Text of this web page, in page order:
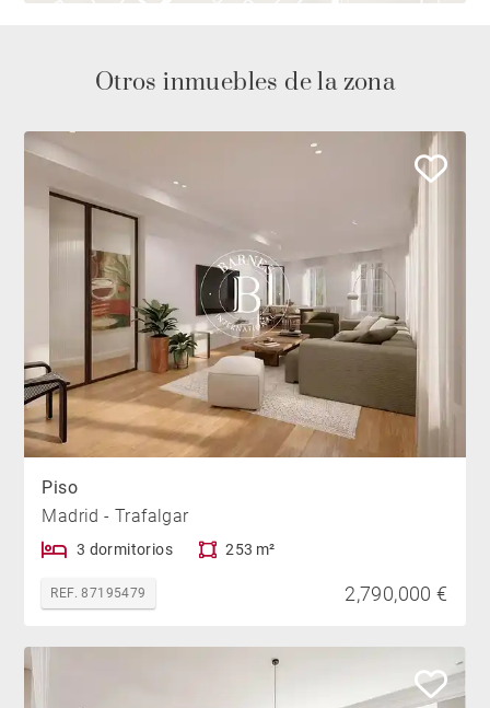
Otros inmuebles de la zona
Piso
Madrid - Trafalgar
3 dormitorios 253 m²
REF. 87195479 2,790,000 €